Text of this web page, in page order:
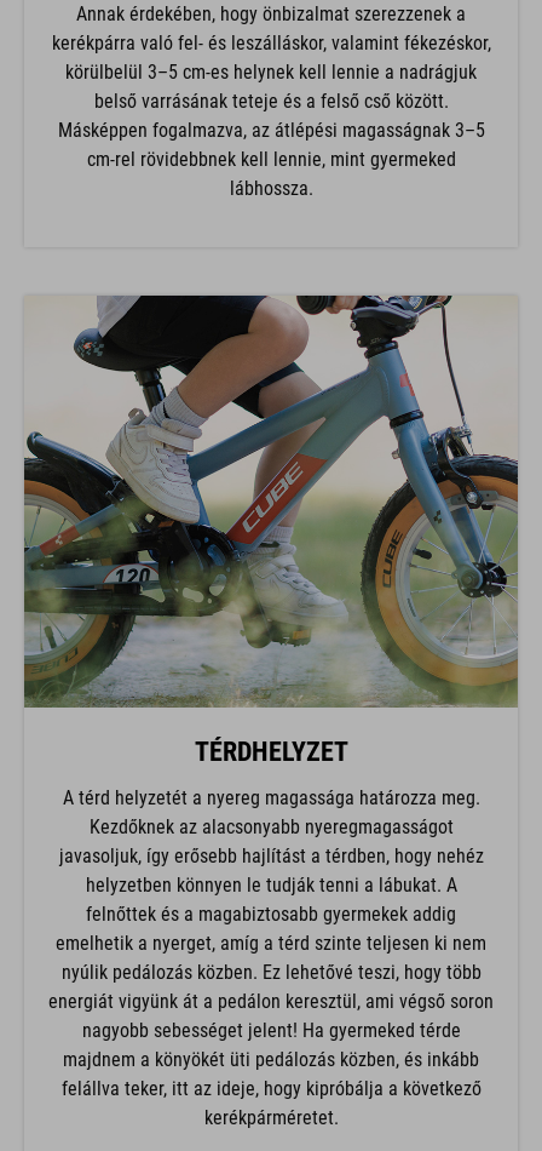
Annak érdekében, hogy önbizalmat szerezzenek a
kerékpárra való fel- és leszálláskor, valamint fékezéskor,
körülbelül 3–5 cm-es helynek kell lennie a nadrágjuk
belső varrásának teteje és a felső cső között.
Másképpen fogalmazva, az átlépési magasságnak 3–5
cm-rel rövidebbnek kell lennie, mint gyermeked
lábhossza.
TÉRDHELYZET
A térd helyzetét a nyereg magassága határozza meg.
Kezdőknek az alacsonyabb nyeregmagasságot
javasoljuk, így erősebb hajlítást a térdben, hogy nehéz
helyzetben könnyen le tudják tenni a lábukat. A
felnőttek és a magabiztosabb gyermekek addig
emelhetik a nyerget, amíg a térd szinte teljesen ki nem
nyúlik pedálozás közben. Ez lehetővé teszi, hogy több
energiát vigyünk át a pedálon keresztül, ami végső soron
nagyobb sebességet jelent! Ha gyermeked térde
majdnem a könyökét üti pedálozás közben, és inkább
felállva teker, itt az ideje, hogy kipróbálja a következő
kerékpárméretet.